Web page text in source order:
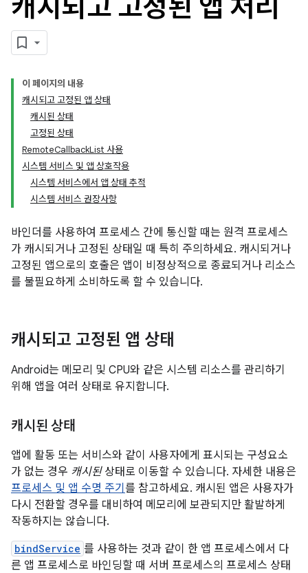
캐시되고 고정된 앱 처리
이 페이지의 내용
캐시되고 고정된 앱 상태
캐시된 상태
고정된 상태
RemoteCallbackList 사용
시스템 서비스 및 앱 상호작용
시스템 서비스에서 앱 상태 추적
시스템 서비스 권장사항
바인더를 사용하여 프로세스 간에 통신할 때는 원격 프로세스
가 캐시되거나 고정된 상태일 때 특히 주의하세요. 캐시되거나
고정된 앱으로의 호출은 앱이 비정상적으로 종료되거나 리소스
를 불필요하게 소비하도록 할 수 있습니다.
캐시되고 고정된 앱 상태
Android는 메모리 및 CPU와 같은 시스템 리소스를 관리하기
위해 앱을 여러 상태로 유지합니다.
캐시된 상태
앱에 활동 또는 서비스와 같이 사용자에게 표시되는 구성요소
가 없는 경우 캐시된상태로 이동할 수 있습니다. 자세한 내용은
프로세스 및 앱 수명 주기 를 참고하세요. 캐시된 앱은 사용자가
다시 전환할 경우를 대비하여 메모리에 보관되지만 활발하게
작동하지는 않습니다.
bindService 를 사용하는 것과 같이 한 앱 프로세스에서 다
른 앱 프로세스로 바인딩할 때 서버 프로세스의 프로세스 상태